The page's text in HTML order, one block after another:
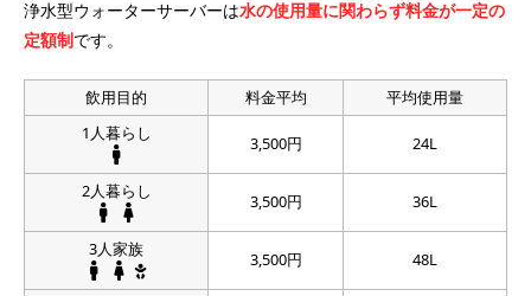
浄水型ウォーターサーバーは水の使用量に関わらず料金が一定の
定額制です。
飲用目的 料金平均
平均使用量
1人暮らし
3,500円 24L
2人暮らし 3,500円 36L
3人家族 3,500円 48L